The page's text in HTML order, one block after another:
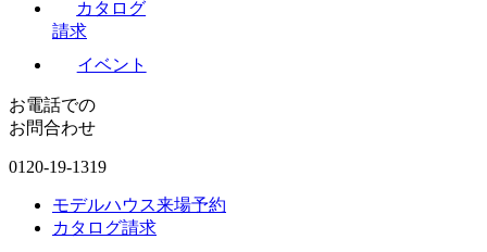
カタログ
請求
イベント
お電話での
お問合わせ
0120-19-1319
モデルハウス来場予約
カタログ請求